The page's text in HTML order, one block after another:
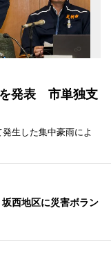
を発表 市単独支
生した集中豪雨によ
西地区に災害ボラン